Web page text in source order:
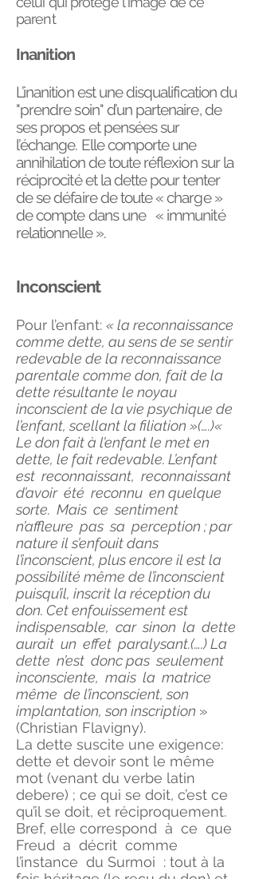
parent
Inanition
L’inanition est une disqualification du
"prendre soin" d’un partenaire, de
ses propos et pensées sur
l’échange. Elle comporte une
annihilation de toute réflexion sur la
réciprocité et la dette pour tenter
de se défaire de toute « charge »
de compte dans une « immunité
relationnelle ».
Inconscient
Pour l’enfant: « la reconnaissance
comme dette, au sens de se sentir
redevable de la reconnaissance
parentale comme don, fait de la
dette résultante le noyau
inconscient de la vie psychique de
l’enfant, scellant la filiation »(….)«
Le don fait à l’enfant le met en
dette, le fait redevable. L’enfant
est reconnaissant, reconnaissant
d’avoir été reconnu en quelque
sorte. Mais ce sentiment
n’affleure pas sa perception ; par
nature il s’enfouit dans
l’inconscient, plus encore il est la
possibilité même de l’inconscient
puisqu’il, inscrit la réception du
don. Cet enfouissement est
indispensable, car sinon la dette
aurait un effet paralysant.(….) La
dette n’est donc pas seulement
inconsciente, mais la matrice
même de l’inconscient, son
implantation, son inscription »
(Christian Flavigny).
La dette suscite une exigence:
dette et devoir sont le même
mot (venant du verbe latin
debere) ; ce qui se doit, c’est ce
qu’il se doit, et réciproquement.
Bref, elle correspond à ce que
Freud a décrit comme
l’instance du Surmoi : tout à la